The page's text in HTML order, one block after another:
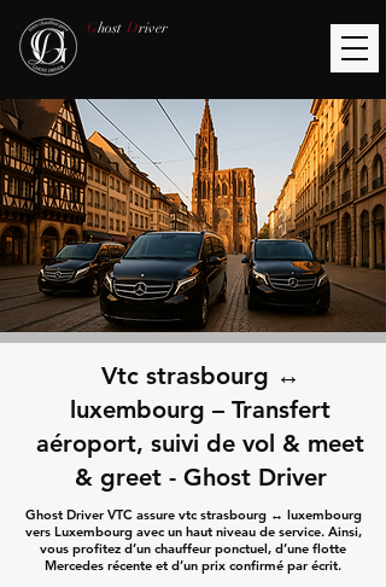
Ghost Driver
Vtc strasbourg ↔
luxembourg – Transfert
aéroport, suivi de vol & meet
& greet - Ghost Driver
Ghost Driver VTC assure vtc strasbourg ↔ luxembourg
vers Luxembourg avec un haut niveau de service. Ainsi,
vous profitez d’un chauffeur ponctuel, d’une flotte
Mercedes récente et d’un prix confirmé par écrit.